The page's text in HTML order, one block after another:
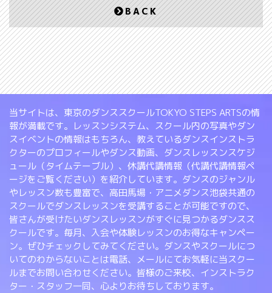
BACK
当サイトは、東京のダンススクールTOKYO STEPS ARTSの情
報が満載です。レッスンシステム、スクール内の写真やダン
スイベントの情報はもちろん、教えているダンスインストラ
クターのプロフィールやダンス動画、ダンスレッスンスケジ
ュール（タイムテーブル）、休講代講情報（代講代講情報ペ
ージをご覧ください）を紹介しています。ダンスのジャンル
やレッスン数も豊富で、高田馬場・アニメダンス池袋共通の
スクールでダンスレッスンを受講することが可能ですので、
皆さんが受けたいダンスレッスンがすぐに見つかるダンスス
クールです。毎月、入会や体験レッスンのお得なキャンペー
ン。ぜひチェックしてみてください。ダンスやスクールにつ
いてのわからないことは電話、メールにてお気軽に当スクー
ルまでお問い合わせください。皆様のご来校、インストラク
ター・スタッフ一同、心よりお待ちしております。